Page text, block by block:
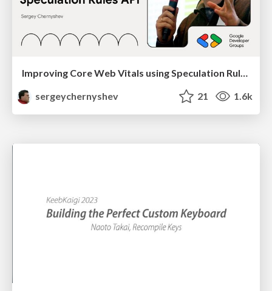
Improving Core Web Vitals using Speculation Rules API
sergeychernyshev
21 1.6k